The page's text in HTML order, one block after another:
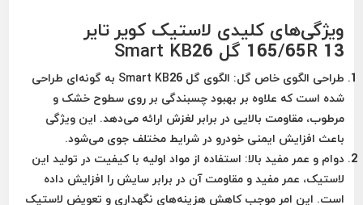
ویژگی‌های کلیدی لاستیک کویر تایر
165/65R 13 گل Smart KB26
طراحی الگوی خاص گل:
الگوی گل Smart KB26 به گونه‌ای طراحی
شده است که علاوه بر بهبود چسبندگی بر روی سطوح خشک و
مرطوب، مقاومت بالایی در برابر لغزش ارائه می‌دهد. این ویژگی
باعث افزایش ایمنی خودرو در شرایط مختلف جوی می‌شود.
دوام و عمر مفید بالا: استفاده از مواد اولیه با کیفیت در تولید این
لاستیک، عمر مفید و مقاومت آن در برابر سایش را افزایش داده
است. این امر موجب کاهش هزینه‌های نگهداری و تعویض لاستیک